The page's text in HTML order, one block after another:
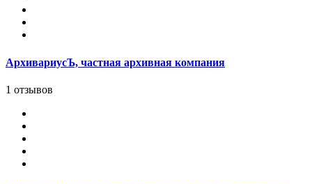
АрхивариусЪ, частная архивная компания
1 отзывов